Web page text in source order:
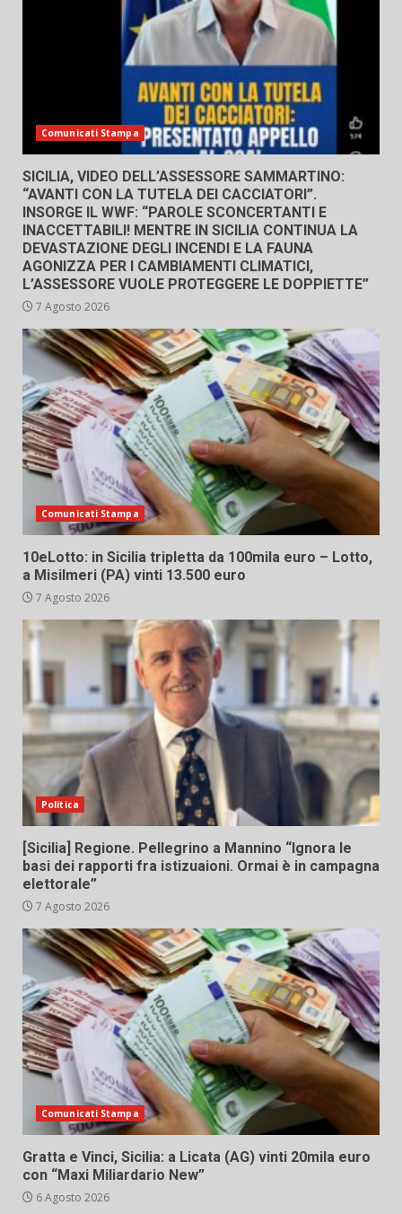
Comunicati Stampa
SICILIA, VIDEO DELL’ASSESSORE SAMMARTINO:
“AVANTI CON LA TUTELA DEI CACCIATORI”.
INSORGE IL WWF: “PAROLE SCONCERTANTI E
INACCETTABILI! MENTRE IN SICILIA CONTINUA LA
DEVASTAZIONE DEGLI INCENDI E LA FAUNA
AGONIZZA PER I CAMBIAMENTI CLIMATICI,
L’ASSESSORE VUOLE PROTEGGERE LE DOPPIETTE”
7 Agosto 2026
Comunicati Stampa
10eLotto: in Sicilia tripletta da 100mila euro – Lotto,
a Misilmeri (PA) vinti 13.500 euro
7 Agosto 2026
Politica
[Sicilia] Regione. Pellegrino a Mannino “Ignora le
basi dei rapporti fra istizuaioni. Ormai è in campagna
elettorale”
7 Agosto 2026
Comunicati Stampa
Gratta e Vinci, Sicilia: a Licata (AG) vinti 20mila euro
con “Maxi Miliardario New”
6 Agosto 2026